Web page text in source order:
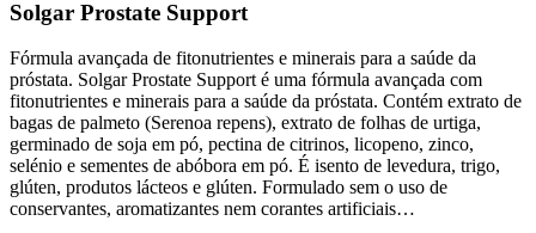
Solgar Prostate Support
Fórmula avançada de fitonutrientes e minerais para a saúde da
próstata. Solgar Prostate Support é uma fórmula avançada com
fitonutrientes e minerais para a saúde da próstata. Contém extrato de
bagas de palmeto (Serenoa repens), extrato de folhas de urtiga,
germinado de soja em pó, pectina de citrinos, licopeno, zinco,
selénio e sementes de abóbora em pó. É isento de levedura, trigo,
glúten, produtos lácteos e glúten. Formulado sem o uso de
conservantes, aromatizantes nem corantes artificiais…